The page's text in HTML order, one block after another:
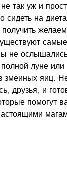
так уж и
сидеть на
вы не
луне или
змеиных яиц.
друзья, и
помогут